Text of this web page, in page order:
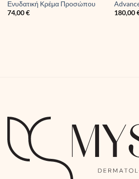
Ενυδατική Κρέμα Προσώπου
74,00€
180,00